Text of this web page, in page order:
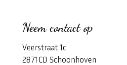
Neem contact op
Veerstraat 1c
2871CD Schoonhoven